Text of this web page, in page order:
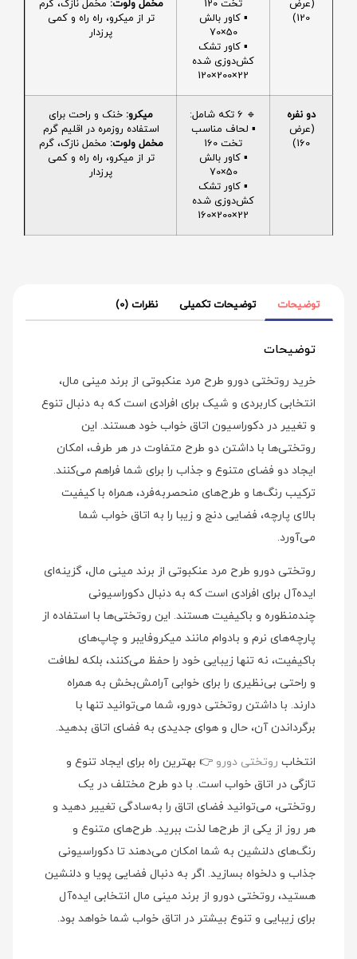
(عرض
120)
تخت 120
▪️ کاور بالش
50×70
▪️ کاور تشک
کش‌دوزی شده
22×200×120
مخمل ولوت: مخمل نازک، گرم
تر از میکرو، راه راه و کمی
پرزدار
دو نفره
(عرض
160)
🔹 6 تکه شامل:
▪️ لحاف مناسب
تخت 160
▪️ کاور بالش
50×70
▪️ کاور تشک
کش‌دوزی شده
22×200×160
میکرو: خنک و راحت برای
استفاده روزمره در اقلیم گرم
مخمل ولوت: مخمل نازک، گرم
تر از میکرو، راه راه و کمی
پرزدار
توضیحات توضیحات تکمیلی نظرات (0)
توضیحات
خرید روتختی دورو طرح مرد عنکبوتی از برند مینی‌ مال،
انتخابی کاربردی و شیک برای افرادی است که به دنبال تنوع
و تغییر در دکوراسیون اتاق خواب خود هستند. این
روتختی‌ها با داشتن دو طرح متفاوت در هر طرف، امکان
ایجاد دو فضای متنوع و جذاب را برای شما فراهم می‌کنند.
ترکیب رنگ‌ها و طرح‌های منحصربه‌فرد، همراه با کیفیت
بالای پارچه، فضایی دنج و زیبا را به اتاق خواب شما
می‌آورد.
روتختی دورو طرح مرد عنکبوتی از برند مینی‌ مال، گزینه‌ای
ایده‌آل برای افرادی است که به دنبال دکوراسیونی
چندمنظوره و باکیفیت هستند. این روتختی‌ها با استفاده از
پارچه‌های نرم و بادوام مانند میکروفایبر و چاپ‌های
باکیفیت، نه تنها زیبایی خود را حفظ می‌کنند، بلکه لطافت
و راحتی بی‌نظیری را برای خوابی آرامش‌بخش به همراه
دارند. با داشتن روتختی دورو، شما می‌توانید تنها با
برگرداندن آن، حال و هوای جدیدی به فضای اتاق بدهید.
انتخاب روتختی دورو 👉 بهترین راه برای ایجاد تنوع و
تازگی در اتاق خواب است. با دو طرح مختلف در یک
روتختی، می‌توانید فضای اتاق را به‌سادگی تغییر دهید و
هر روز از یکی از طرح‌ها لذت ببرید. طرح‌های متنوع و
رنگ‌های دلنشین به شما امکان می‌دهند تا دکوراسیونی
جذاب و دلخواه بسازید. اگر به دنبال فضایی پویا و دلنشین
هستید، روتختی دورو از برند مینی‌ مال انتخابی ایده‌آل
برای زیبایی و تنوع بیشتر در اتاق خواب شما خواهد بود.